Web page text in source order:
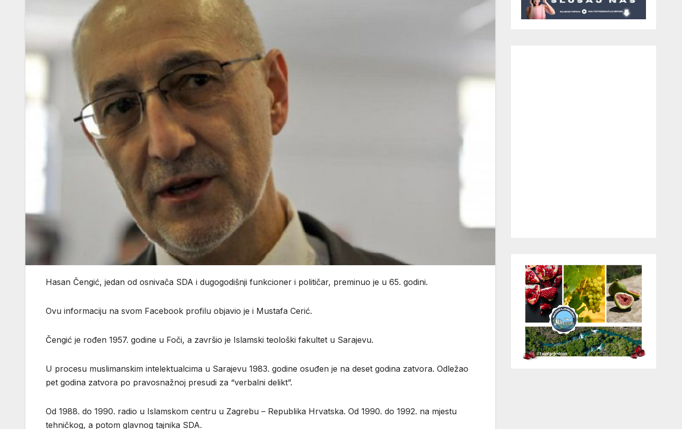
Hasan Čengić, jedan od osnivača SDA i dugogodišnji funkcioner i političar, preminuo je u 65. godini.
Ovu informaciju na svom Facebook profilu objavio je i Mustafa Cerić.
Čengić je rođen 1957. godine u Foči, a završio je Islamski teološki fakultet u Sarajevu.
U procesu muslimanskim intelektualcima u Sarajevu 1983. godine osuđen je na deset godina zatvora. Odležao
pet godina zatvora po pravosnažnoj presudi za “verbalni delikt”.
Od 1988. do 1990. radio u Islamskom centru u Zagrebu – Republika Hrvatska. Od 1990. do 1992. na mjestu
tehničkog, a potom glavnog tajnika SDA.